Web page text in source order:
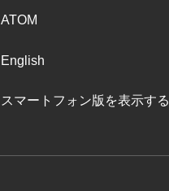
ATOM
English
スマートフォン版を表示する